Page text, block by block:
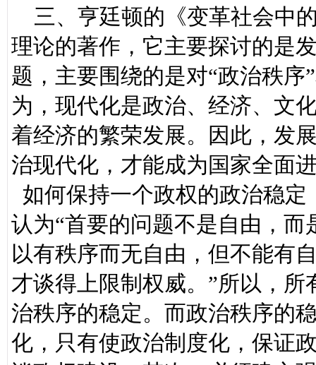
三、亨廷顿的《变革社会中
理论的著作，它主要探讨的是
题，主要围绕的是对“政治秩序
为，现代化是政治、经济、文
着经济的繁荣发展。因此，发
治现代化，才能成为国家全面
如何保持一个政权的政治稳
认为“首要的问题不是自由，
以有秩序而无自由，但不能有
才谈得上限制权威。”所以，
治秩序的稳定。而政治秩序的
化，只有使政治制度化，保证